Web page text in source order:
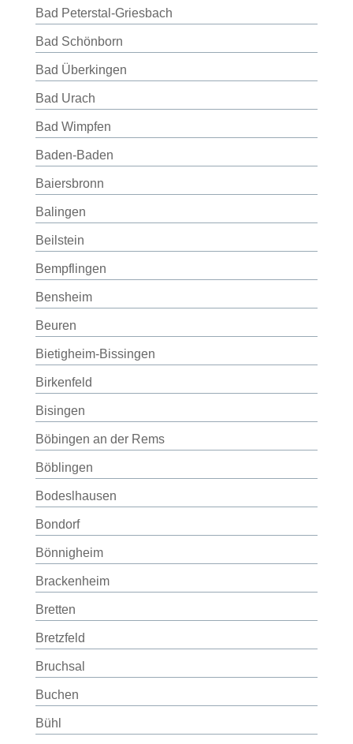
Bad Peterstal-Griesbach
Bad Schönborn
Bad Überkingen
Bad Urach
Bad Wimpfen
Baden-Baden
Baiersbronn
Balingen
Beilstein
Bempflingen
Bensheim
Beuren
Bietigheim-Bissingen
Birkenfeld
Bisingen
Böbingen an der Rems
Böblingen
Bodeslhausen
Bondorf
Bönnigheim
Brackenheim
Bretten
Bretzfeld
Bruchsal
Buchen
Bühl